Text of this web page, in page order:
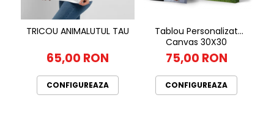
TRICOU ANIMALUTUL TAU
65,00 RON
CONFIGUREAZA
Tablou Personalizat
Canvas 30X30
75,00 RON
CONFIGUREAZA